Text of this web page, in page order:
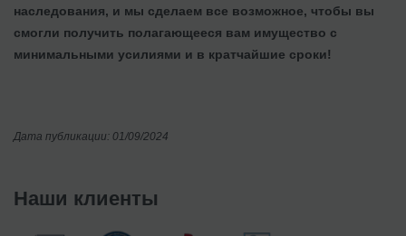
наследования, и мы сделаем все возможное, чтобы вы
смогли получить полагающееся вам имущество с
минимальными усилиями и в кратчайшие сроки!
Дата публикации: 01/09/2024
Наши клиенты